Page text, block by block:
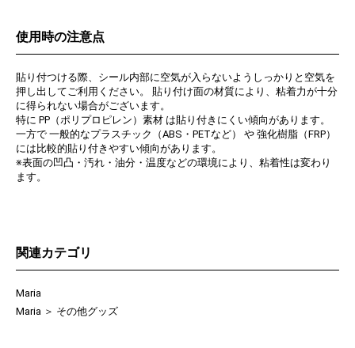
使用時の注意点
貼り付つける際、シール内部に空気が入らないようしっかりと空気を
押し出してご利用ください。 貼り付け面の材質により、粘着力が十分
に得られない場合がございます。
特に PP（ポリプロピレン）素材 は貼り付きにくい傾向があります。
一方で 一般的なプラスチック（ABS・PETなど） や 強化樹脂（FRP）
には比較的貼り付きやすい傾向があります。
※表面の凹凸・汚れ・油分・温度などの環境により、粘着性は変わり
ます。
関連カテゴリ
Maria
Maria ＞ その他グッズ